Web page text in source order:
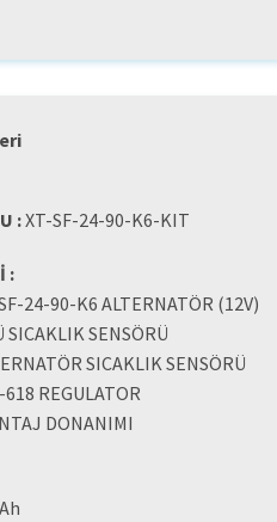
:XT-SF-24-90-K6-KIT
:
24-90-K6 ALTERNATÖR (12V)
SICAKLIK SENSÖRÜ
SICAKLIK SENSÖRÜ
REGULATOR
DONANIMI